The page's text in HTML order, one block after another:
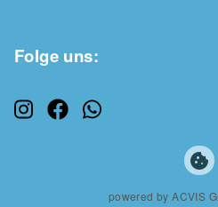
Folge uns:
cookie
powered by ACVIS